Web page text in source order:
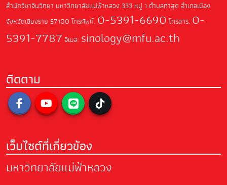
สำนักวิชาจีนวิทยา มหาวิทยาลัยแม่ฟ้าหลวง 333 หมู่ 1 ตำบลท่าสุด อำเภอเมือง
จังหวัดเชียงราย 57100 โทรศัพท์. 0-5391-6690 โทรสาร. 0-
5391-7787 อีเมล: sinology@mfu.ac.th
ติดตาม
เว็บไซต์ที่เกี่ยวข้อง
มหาวิทยาลัยแม่ฟ้าหลวง